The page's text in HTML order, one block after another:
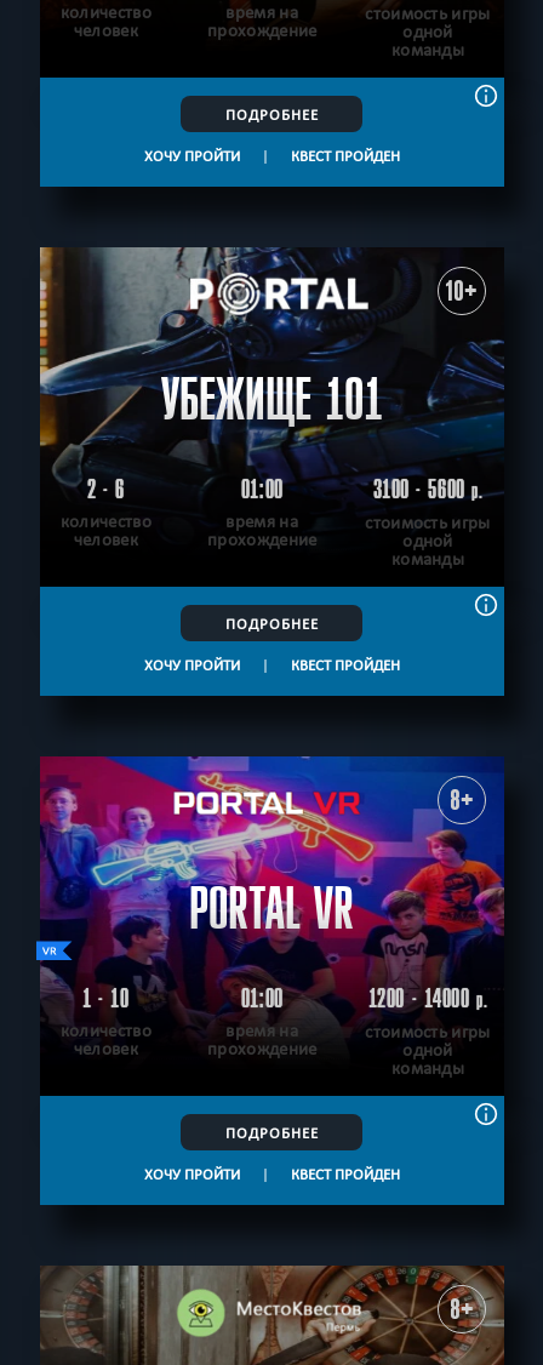
количество
человек
время на
прохождение
стоимость игры
одной
команды
ПОДРОБНЕЕ
ХОЧУ ПРОЙТИ | КВЕСТ ПРОЙДЕН
10+
УБЕЖИЩЕ 101
2 - 6
количество
человек
01:00
время на
прохождение
3100 - 5600р.
стоимость игры
одной
команды
ПОДРОБНЕЕ
ХОЧУ ПРОЙТИ | КВЕСТ ПРОЙДЕН
8+
PORTAL VR
1 - 10
количество
человек
01:00
время на
прохождение
1200 - 14000р.
стоимость игры
одной
команды
ПОДРОБНЕЕ
ХОЧУ ПРОЙТИ | КВЕСТ ПРОЙДЕН
8+